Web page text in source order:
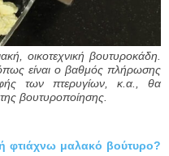
οικοτεχνική βουτυροκάδη.
είναι ο βαθμός πλήρωσης
των πτερυγίων, κ.α., θα
βουτυροποίησης.
φτιάχνω μαλακό βούτυρο?